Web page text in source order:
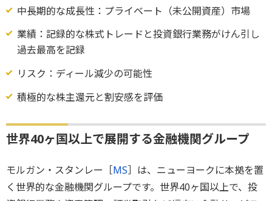
中長期的な成長性：プライベート（未公開資産）市場
業績：記録的な株式トレードと投資銀行業務がけん引し
過去最高を記録
リスク：ディール減少の可能性
積極的な株主還元と割安感を評価
世界40ヶ国以上で展開する金融機関グループ
モルガン・スタンレー［MS］は、ニューヨークに本拠を置
く世界的な金融機関グループです。世界40ヶ国以上で、投